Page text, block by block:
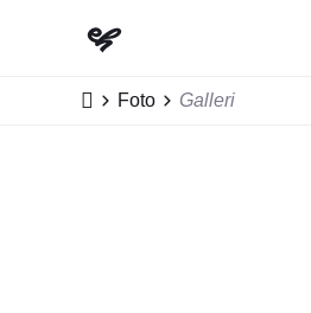
Startsida
Foto Galleri